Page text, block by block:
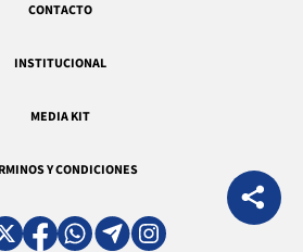
CONTACTO
INSTITUCIONAL
MEDIA KIT
Y CONDICIONES